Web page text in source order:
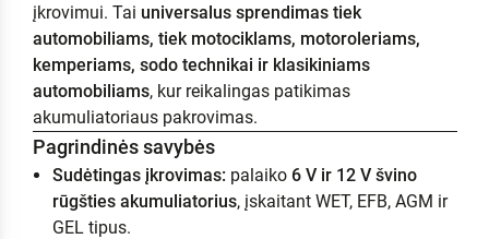
įkrovimui. Tai universalus sprendimas tiek
automobiliams, tiek motociklams, motoroleriams,
kemperiams, sodo technikai ir klasikiniams
automobiliams, kur reikalingas patikimas
akumuliatoriaus pakrovimas.
Pagrindinės savybės
Sudėtingas įkrovimas: palaiko 6 V ir 12 V švino
rūgšties akumuliatorius, įskaitant WET, EFB, AGM ir
GEL tipus.